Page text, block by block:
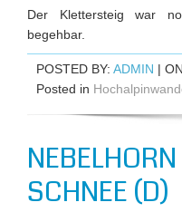
Der Klettersteig war
begehbar.
POSTED BY: ADMIN |
Posted in
SCHNEE (D)